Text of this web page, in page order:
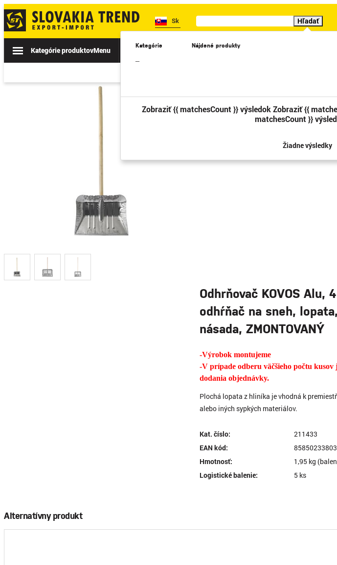
Sk Hľadať
Kategórie
–
Nájdené produkty
Zobraziť {{ matchesCount }} výsledok Zobraziť {{
matchesCount }}
Žiadne výsledky
Kategórie produktovMenu Akcie Novinky II. TRIEDA Katalógy
Odhrňovač KOVOS Alu,
odhŕňač na sneh,
násada, ZMONTOVANÝ
-Výrobok montujeme
-V prípade odberu väčšieho počtu kusov
dodania objednávky.
Plochá lopata z hliníka je vhodná k
alebo iných sypkých materiálov.
Kat. číslo:
211433
EAN kód:
Hmotnosť:
1,95 kg
Logistické balenie:
5 ks
Alternatívny produkt